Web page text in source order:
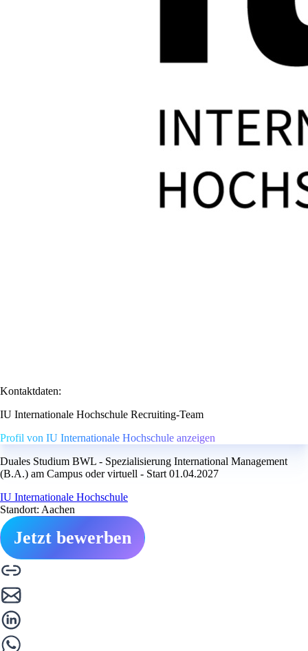
Kontaktdaten:
IU Internationale Hochschule Recruiting-Team
Profil von IU Internationale Hochschule anzeigen
Duales Studium BWL - Spezialisierung International Management
(B.A.) am Campus oder virtuell - Start 01.04.2027
IU Internationale Hochschule
Standort: Aachen
Jetzt bewerben